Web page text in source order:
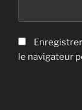
le navigateur